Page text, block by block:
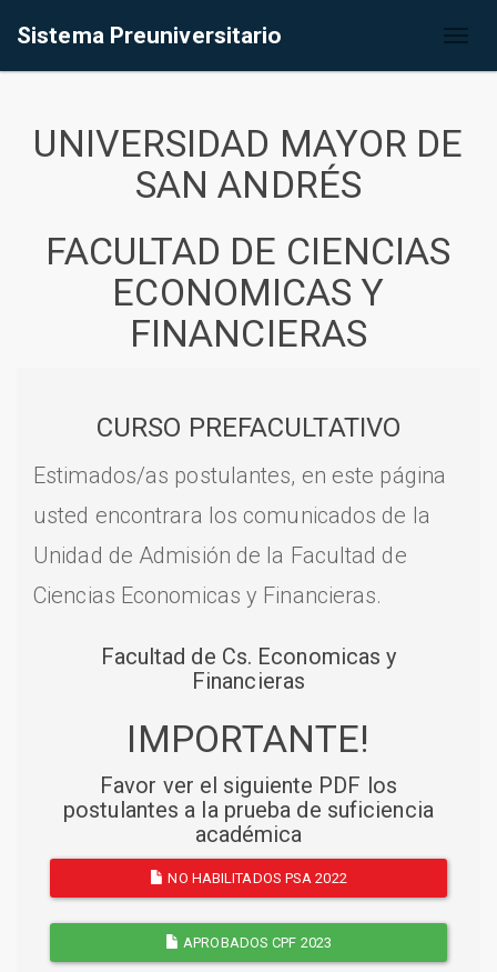
Sistema Preuniversitario
UNIVERSIDAD MAYOR DE
SAN ANDRÉS
FACULTAD DE CIENCIAS
ECONOMICAS Y
FINANCIERAS
CURSO PREFACULTATIVO
Estimados/as postulantes, en este página
usted encontrara los comunicados de la
Unidad de Admisión de la Facultad de
Ciencias Economicas y Financieras.
Facultad de Cs. Economicas y
Financieras
IMPORTANTE!
Favor ver el siguiente PDF los
postulantes a la prueba de suficiencia
académica
NO HABILITADOS PSA 2022
APROBADOS CPF 2023